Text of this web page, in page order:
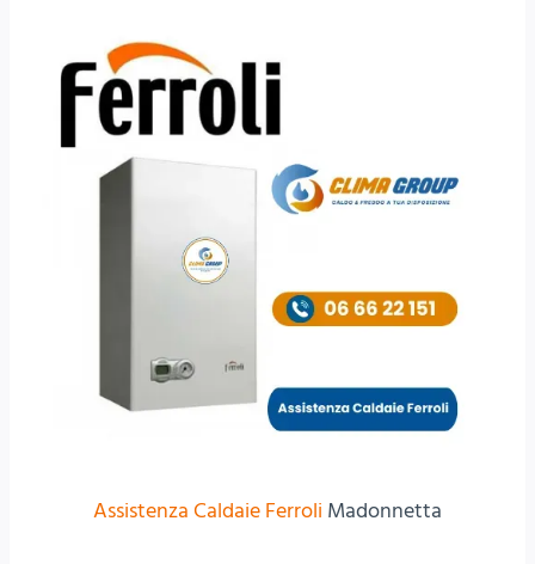
Assistenza Caldaie Ferroli Madonnetta